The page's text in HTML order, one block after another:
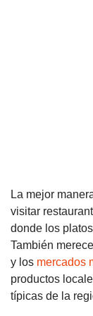
La mejor
visitar
donde los
También
y los mercados
productos
típicas de la